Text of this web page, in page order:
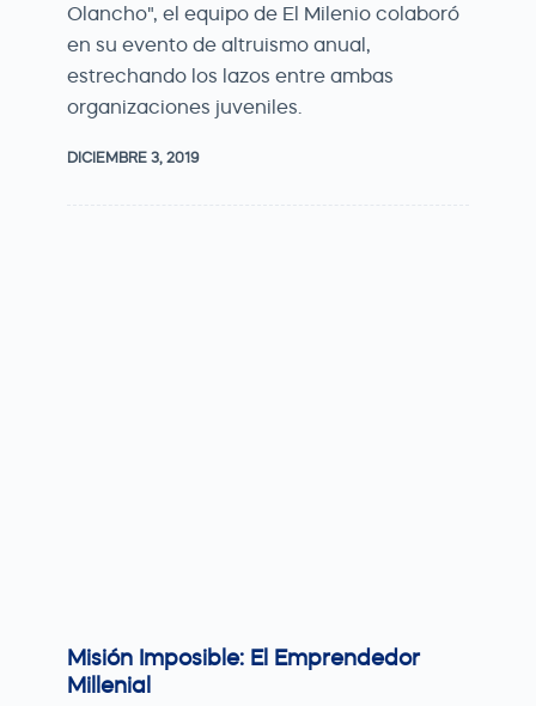
Olancho", el equipo de El Milenio colaboró
en su evento de altruismo anual,
estrechando los lazos entre ambas
organizaciones juveniles.
DICIEMBRE 3, 2019
Misión Imposible: El Emprendedor
Millenial